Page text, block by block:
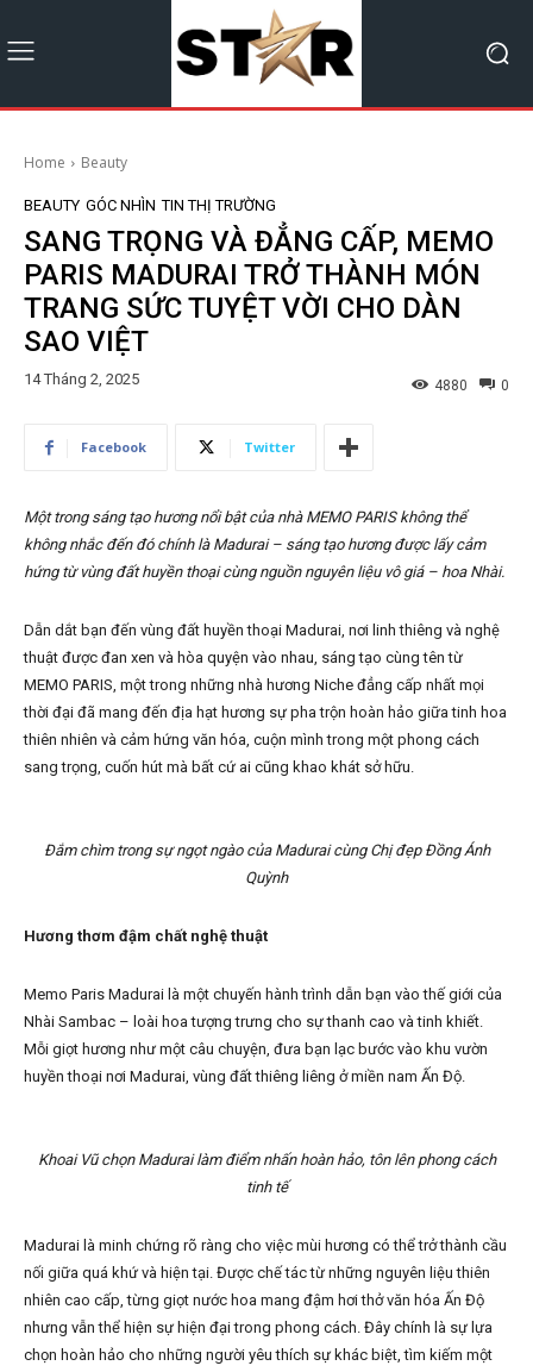
Home Beauty
BEAUTY GÓC NHÌN TIN THỊ TRƯỜNG
SANG TRỌNG VÀ ĐẲNG CẤP, MEMO
PARIS MADURAI TRỞ THÀNH MÓN
TRANG SỨC TUYỆT VỜI CHO DÀN
SAO VIỆT
14 Tháng 2, 2025 0
4880
Facebook Twitter
Một trong sáng tạo hương nổi bật của nhà MEMO PARIS không thể
không nhắc đến đó chính là Madurai – sáng tạo hương được lấy cảm
hứng từ vùng đất huyền thoại cùng nguồn nguyên liệu vô giá – hoa Nhài.
Dẫn dắt bạn đến vùng đất huyền thoại Madurai, nơi linh thiêng và nghệ
thuật được đan xen và hòa quyện vào nhau, sáng tạo cùng tên từ
MEMO PARIS, một trong những nhà hương Niche đẳng cấp nhất mọi
thời đại đã mang đến địa hạt hương sự pha trộn hoàn hảo giữa tinh hoa
thiên nhiên và cảm hứng văn hóa, cuộn mình trong một phong cách
sang trọng, cuốn hút mà bất cứ ai cũng khao khát sở hữu.
Đắm chìm trong sự ngọt ngào của Madurai cùng Chị đẹp Đồng Ánh
Quỳnh
Hương thơm đậm chất nghệ thuật
Memo Paris Madurai là một chuyến hành trình dẫn bạn vào thế giới của
Nhài Sambac – loài hoa tượng trưng cho sự thanh cao và tinh khiết.
Mỗi giọt hương như một câu chuyện, đưa bạn lạc bước vào khu vườn
huyền thoại nơi Madurai, vùng đất thiêng liêng ở miền nam Ấn Độ.
Khoai Vũ chọn Madurai làm điểm nhấn hoàn hảo, tôn lên phong cách
tinh tế
Madurai là minh chứng rõ ràng cho việc mùi hương có thể trở thành cầu
nối giữa quá khứ và hiện tại. Được chế tác từ những nguyên liệu thiên
nhiên cao cấp, từng giọt nước hoa mang đậm hơi thở văn hóa Ấn Độ
nhưng vẫn thể hiện sự hiện đại trong phong cách. Đây chính là sự lựa
chọn hoàn hảo cho những người yêu thích sự khác biệt, tìm kiếm một